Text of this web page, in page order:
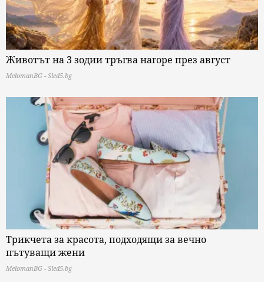
Животът на 3 зодии тръгва нагоре през август
MelomanBG - Sled5.bg
Трикчета за красота, подходящи за вечно
пътуващи жени
MelomanBG - Sled5.bg